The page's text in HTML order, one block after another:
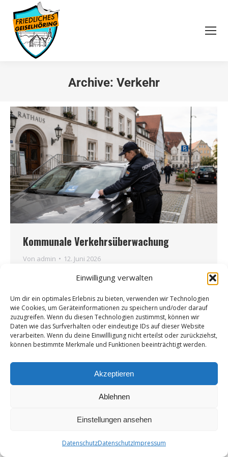
Einwilligung verwalten
Um dir ein optimales Erlebnis zu bieten, verwenden wir Technologien
wie Cookies, um Geräteinformationen zu speichern und/oder darauf
zuzugreifen. Wenn du diesen Technologien zustimmst, können wir
Daten wie das Surfverhalten oder eindeutige IDs auf dieser Website
verarbeiten. Wenn du deine Einwillligung nicht erteilst oder zurückziehst,
können bestimmte Merkmale und Funktionen beeinträchtigt werden.
Akzeptieren
Ablehnen
Einstellungen ansehen
DatenschutzDatenschutzImpressum
Archive: Verkehr
Kommunale Verkehrsüberwachung
Von admin 12. Juni 2026
Die kom­mu­na­le Ver­kehrs­über­wa­chung in Gei­
hö­ring kri­tisch geprüft wer­den. Im Mit­tel­punkt
ste­hen Ver­hält­nis­mä­ßig­keit, Bür­ger­freund­lich­
keit, tat­säch­li­cher Nut­zen, Kosten und die Fra­
ge, ob die bestehen­de Form der Park­über­wa­